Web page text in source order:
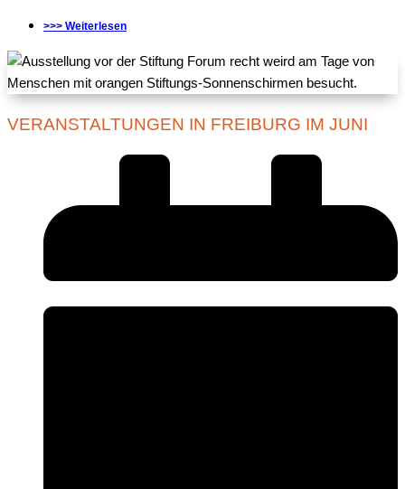
>>> Weiterlesen
VERANSTALTUNGEN IN FREIBURG IM JUNI